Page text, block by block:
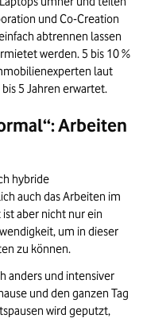
und Co-Creation
abtrennen lassen
werden. 5 bis 10 %
laut
5 Jahren erwartet.
Arbeiten
hybride
auch das Arbeiten im
aber nicht nur ein
um in dieser
zu können.
anders und intensiver
und den ganzen Tag
wird geputzt,